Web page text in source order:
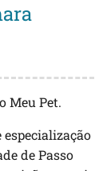
Meu Pet.
de Passo